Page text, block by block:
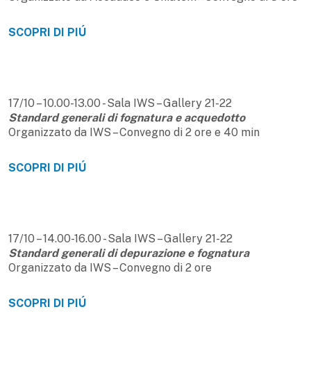
SCOPRI DI PIÚ
17/10 – 10.00-13.00 - Sala IWS – Gallery 21-22
Standard generali di fognatura e acquedotto
Organizzato da IWS – Convegno di 2 ore e 40 min
SCOPRI DI PIÚ
17/10 – 14.00-16.00 - Sala IWS – Gallery 21-22
Standard generali di depurazione e fognatura
Organizzato da IWS – Convegno di 2 ore
SCOPRI DI PIÚ